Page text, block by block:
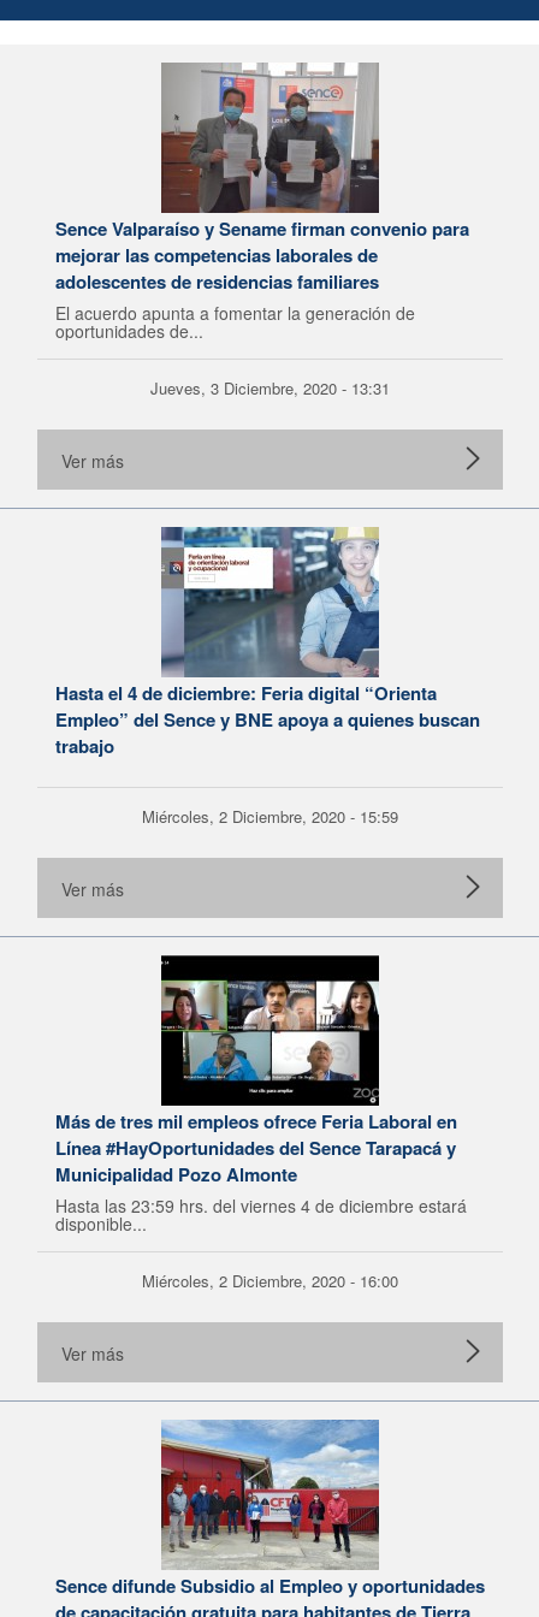
Sence Valparaíso y Sename firman convenio para
mejorar las competencias laborales de
adolescentes de residencias familiares
El acuerdo apunta a fomentar la generación de
oportunidades de...
Jueves, 3 Diciembre, 2020 - 13:31
Ver más
Hasta el 4 de diciembre: Feria digital “Orienta
Empleo” del Sence y BNE apoya a quienes buscan
trabajo
Miércoles, 2 Diciembre, 2020 - 15:59
Ver más
Más de tres mil empleos ofrece Feria Laboral en
Línea #HayOportunidades del Sence Tarapacá y
Municipalidad Pozo Almonte
Hasta las 23:59 hrs. del viernes 4 de diciembre estará
disponible...
Miércoles, 2 Diciembre, 2020 - 16:00
Ver más
Sence difunde Subsidio al Empleo y oportunidades